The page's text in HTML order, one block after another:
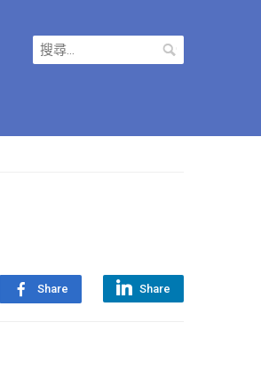
搜
尋
Share Share